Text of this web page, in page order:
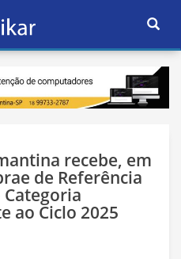
Ativar
recebe, em
de Referência
ao Ciclo 2025